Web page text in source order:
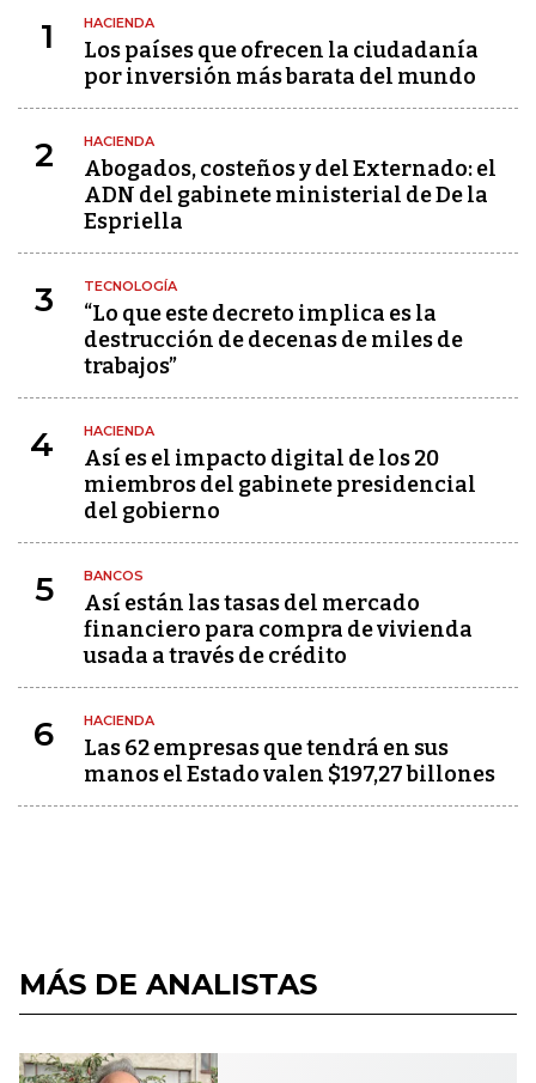
1 HACIENDA
Los países que ofrecen la ciudadanía
por inversión más barata del mundo
2 HACIENDA
Abogados, costeños y del Externado: el
ADN del gabinete ministerial de De la
Espriella
3 TECNOLOGÍA
“Lo que este decreto implica es la
destrucción de decenas de miles de
trabajos”
4 HACIENDA
Así es el impacto digital de los 20
miembros del gabinete presidencial
del gobierno
5 BANCOS
Así están las tasas del mercado
financiero para compra de vivienda
usada a través de crédito
6 HACIENDA
Las 62 empresas que tendrá en sus
manos el Estado valen $197,27 billones
MÁS DE ANALISTAS